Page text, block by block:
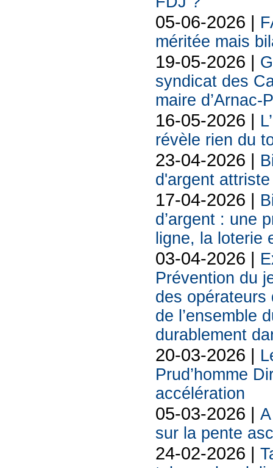
05-06-2026 |
méritée mais
19-05-2026 |
syndicat des
maire d’Arnac-
16-05-2026 |
révèle rien du
23-04-2026 |
d'argent
17-04-2026 |
d’argent : une
ligne, la loterie
03-04-2026 |
Prévention du
des opérateurs
de l’ensemble
durablement
20-03-2026 |
Prud’homme
accélération
05-03-2026 |
sur la pente
24-02-2026 |